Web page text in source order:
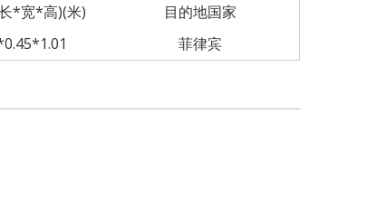
*宽*高)(米)
目的地国家
菲律宾